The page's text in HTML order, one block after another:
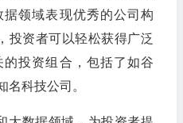
领域表现优秀的公司构
投资者可以轻松获得广泛
投资组合，包括了如谷
科技公司。